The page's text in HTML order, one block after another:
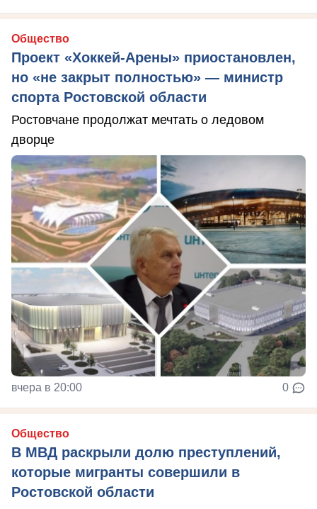
Общество
Проект «Хоккей-Арены» приостановлен,
но «не закрыт полностью» — министр
спорта Ростовской области
Ростовчане продолжат мечтать о ледовом
дворце
вчера в 20:00 0
Общество
В МВД раскрыли долю преступлений,
которые мигранты совершили в
Ростовской области